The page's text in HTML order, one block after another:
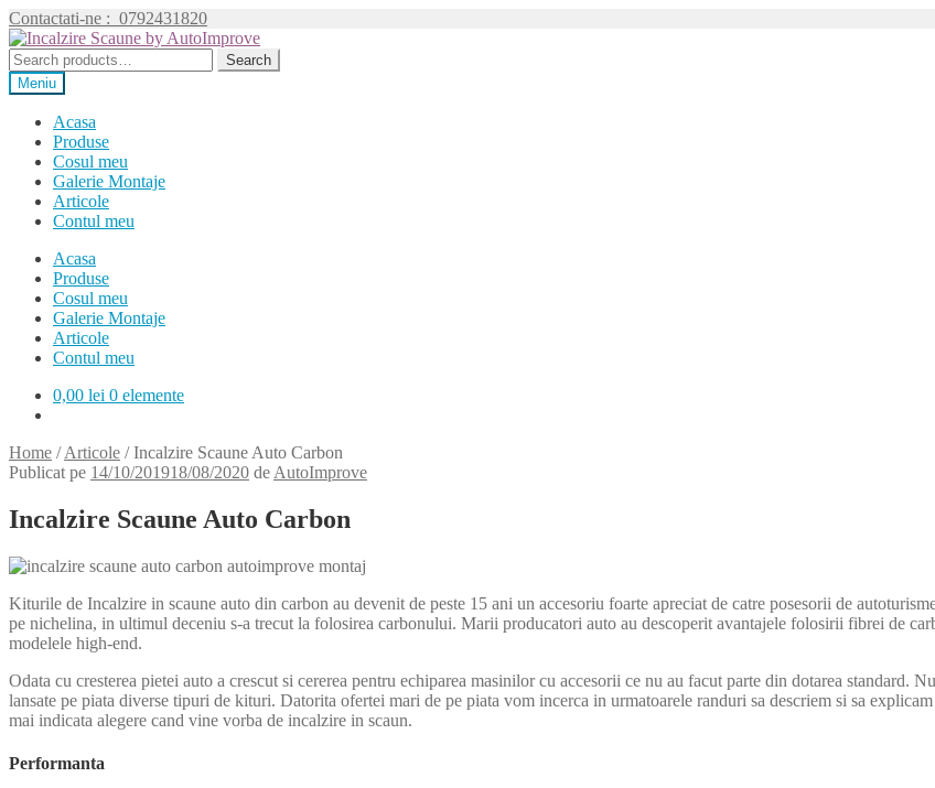
Contactati-ne : 0792431820
Sari
la
navigare
Sari
la
conținut
Search
for:
Search
Meniu
Acasa
Produse
Cosul meu
Galerie Montaje
Articole
Contul meu
Acasa
Produse
Cosul meu
Galerie Montaje
Articole
Contul meu
0,00 lei 0 elemente
Home /Articole /Incalzire Scaune Auto Carbon
Publicat pe 14/10/201918/08/2020 de AutoImprove
Incalzire Scaune Auto Carbon
Kiturile de Incalzire in scaune auto din carbon au devenit de peste 15 ani un accesoriu foarte apreciat de catre posesorii de
pe nichelina, in ultimul deceniu s-a trecut la folosirea carbonului. Marii producatori auto au descoperit avantajele folosirii fibrei de
modelele high-end.
Odata cu cresterea pietei auto a crescut si cererea pentru echiparea masinilor cu accesorii ce nu au facut parte din dotarea standard.
lansate pe piata diverse tipuri de kituri. Datorita ofertei mari de pe piata vom incerca in urmatoarele randuri sa descriem si sa
mai indicata alegere cand vine vorba de incalzire in scaun.
Performanta